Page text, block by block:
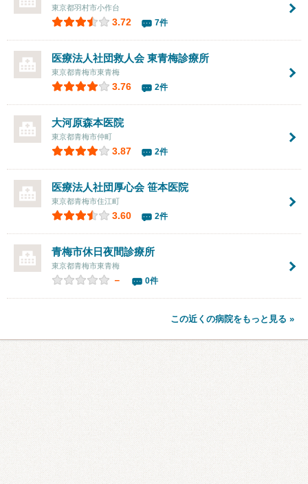
東京都羽村市小作台
3.72 7件
医療法人社団救人会東青梅診療所
東京都青梅市東青梅
3.76 2件
大河原森本医院
東京都青梅市仲町
3.87 2件
医療法人社団厚心会笹本医院
東京都青梅市住江町
3.60 2件
青梅市休日夜間診療所
東京都青梅市東青梅
－ 0件
この近くの病院をもっと見る »